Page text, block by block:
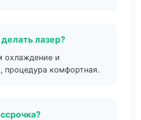
лазер?
охлаждение и
процедура комфортная.